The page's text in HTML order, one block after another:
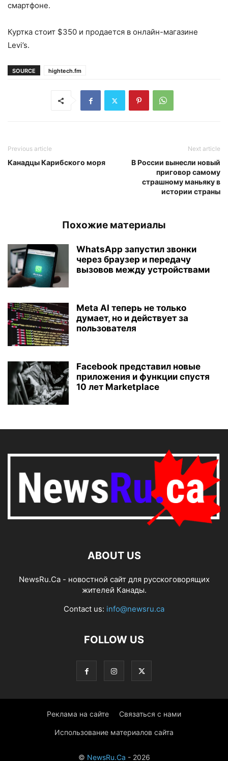
смартфоне.
Куртка стоит $350 и продается в онлайн-магазине
Levi’s.
SOURCE hightech.fm
Previous article
Канадцы Карибского моря
Next article
В России вынесли новый
приговор самому
страшному маньяку в
истории страны
Похожие материалы
WhatsApp запустил звонки
через браузер и передачу
вызовов между устройствами
Meta AI теперь не только
думает, но и действует за
пользователя
Facebook представил новые
приложения и функции спустя
10 лет Marketplace
ABOUT US
NewsRu.Ca - новостной сайт для русскоговорящих
жителей Канады.
Contact us: info@newsru.ca
FOLLOW US
Реклама на сайте Связаться с нами
Использование материалов сайта
© NewsRu.Ca - 2026